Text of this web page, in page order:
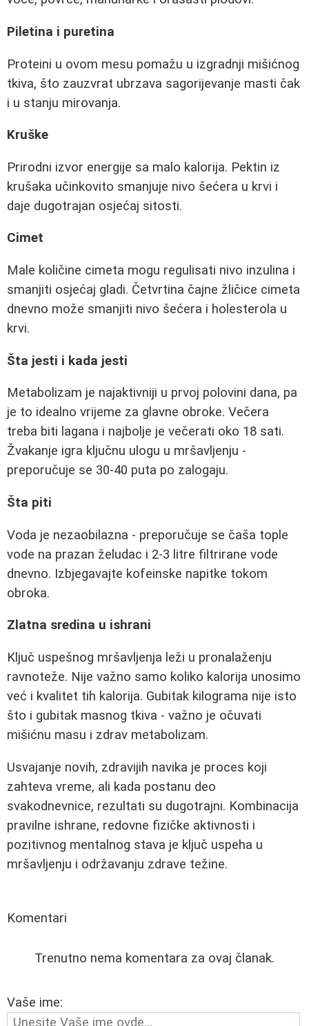
Piletina i puretina
Proteini u ovom mesu pomažu u izgradnji mišićnog
tkiva, što zauzvrat ubrzava sagorijevanje masti čak
i u stanju mirovanja.
Kruške
Prirodni izvor energije sa malo kalorija. Pektin iz
krušaka učinkovito smanjuje nivo šećera u krvi i
daje dugotrajan osjećaj sitosti.
Cimet
Male količine cimeta mogu regulisati nivo inzulina i
smanjiti osjećaj gladi. Četvrtina čajne žličice cimeta
dnevno može smanjiti nivo šećera i holesterola u
krvi.
Šta jesti i kada jesti
Metabolizam je najaktivniji u prvoj polovini dana, pa
je to idealno vrijeme za glavne obroke. Večera
treba biti lagana i najbolje je večerati oko 18 sati.
Žvakanje igra ključnu ulogu u mršavljenju -
preporučuje se 30-40 puta po zalogaju.
Šta piti
Voda je nezaobilazna - preporučuje se čaša tople
vode na prazan želudac i 2-3 litre filtrirane vode
dnevno. Izbjegavajte kofeinske napitke tokom
obroka.
Zlatna sredina u ishrani
Ključ uspešnog mršavljenja leži u pronalaženju
ravnoteže. Nije važno samo koliko kalorija unosimo
već i kvalitet tih kalorija. Gubitak kilograma nije isto
što i gubitak masnog tkiva - važno je očuvati
mišićnu masu i zdrav metabolizam.
Usvajanje novih, zdravijih navika je proces koji
zahteva vreme, ali kada postanu deo
svakodnevnice, rezultati su dugotrajni. Kombinacija
pravilne ishrane, redovne fizičke aktivnosti i
pozitivnog mentalnog stava je ključ uspeha u
mršavljenju i održavanju zdrave težine.
Komentari
Trenutno nema komentara za ovaj članak.
Vaše ime: